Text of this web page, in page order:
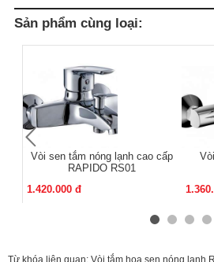
Sản phẩm cùng loại:
Vòi sen tắm nóng lạnh cao cấp
RAPIDO RS01
1.420.000 đ
Từ khóa liên quan: Vòi tắm hoa sen nóng lạnh